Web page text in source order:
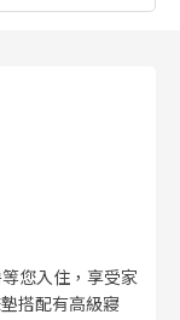
您入住，享受家
搭配有高級寢